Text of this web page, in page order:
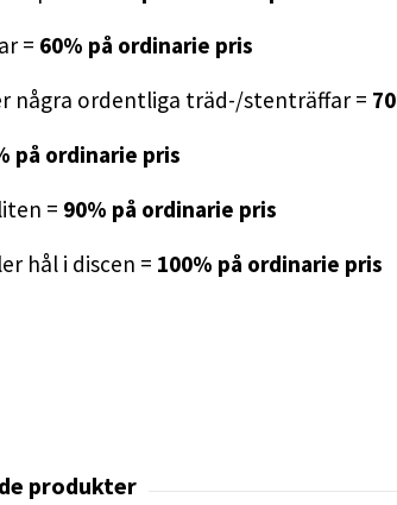
= 60% på ordinarie pris
några ordentliga träd-/stenträffar =
på ordinarie pris
= 90% på ordinarie pris
hål i discen = 100% på ordinarie pris